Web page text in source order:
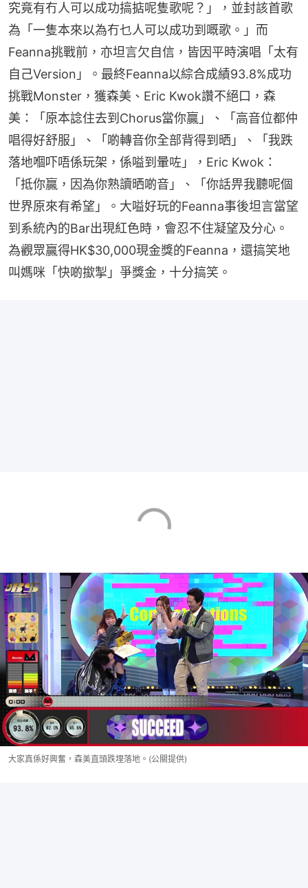
究竟有冇人可以成功搞掂呢隻歌呢？」，並封該首歌
為「一隻本來以為冇乜人可以成功到嘅歌。」而
Feanna挑戰前，亦坦言欠自信，皆因平時演唱「太有
自己Version」。最終Feanna以綜合成績93.8%成功
挑戰Monster，獲森美、Eric Kwok讚不絕口，森
美：「原本諗住去到Chorus當你贏」、「高音位都仲
唱得好舒服」、「啲轉音你全部背得到晒」、「我跌
落地嗰吓唔係玩架，係嗌到暈咗」，Eric Kwok：
「抵你贏，因為你熟讀晒啲音」、「你話畀我聽呢個
世界原來有希望」。大嗌好玩的Feanna事後坦言當望
到系統內的Bar出現紅色時，會忍不住凝望及分心。
為觀眾贏得HK$30,000現金獎的Feanna，還搞笑地
叫媽咪「快啲撳掣」爭獎金，十分搞笑。
大家真係好興奮，森美直頭跌埋落地。(公關提供)